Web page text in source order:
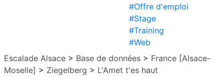
#Offre d'emploi
#Stage
#Training
#Web
Escalade Alsace > Base de données > France [Alsace-
Moselle] > Ziegelberg > L'Amet t'es haut